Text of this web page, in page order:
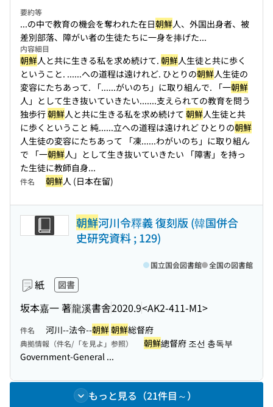
要約等
...の中で教育の機会を奪われた在日朝鮮人、外国出身者、被
差別部落、障がい者の生徒たちに一身を捧げた...
内容細目
朝鮮人と共に生きる私を求め続けて. 朝鮮人生徒と共に歩く
ということ. ......への道程は遠けれど. ひとりの朝鮮人生徒の
変容にたちあって. 「......がいのち」に取り組んで. 「一朝鮮
人」として生き抜いていきたい.......支えられての教育を問う
独歩行朝鮮人と共に生きる私を求め続けて 朝鮮人生徒と共
に歩くということ 純......立への道程は遠けれど ひとりの朝鮮
人生徒の変容にたちあって 「凍......わがいのち」に取り組ん
で 「一朝鮮人」として生き抜いていきたい 「障害」を持っ
た生徒に教師自身...
件名 朝鮮人 (日本在留)
朝鮮河川令釋義 復刻版 (韓国併合
史研究資料 ; 129)
紙 図書
坂本嘉一 著龍溪書舎2020.9<AK2-411-M1>
国立国会図書館 全国の図書館
件名 河川--法令--朝鮮朝鮮総督府
典拠情報（件名/「を見よ」参照） 朝鮮總督府 조선 총독부
Government-General ...
もっと見る（21件目～）